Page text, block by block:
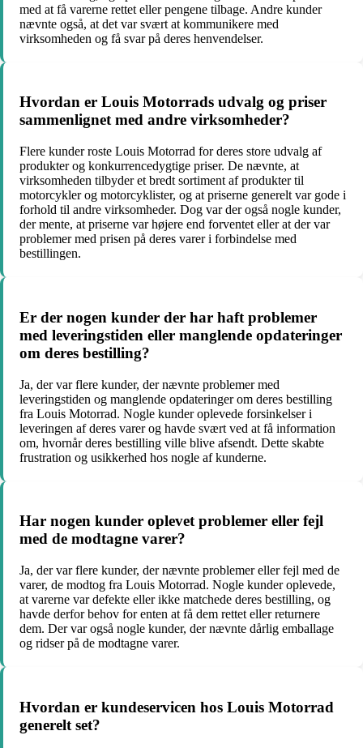
med at få varerne rettet eller pengene tilbage. Andre kunder
nævnte også, at det var svært at kommunikere med
virksomheden og få svar på deres henvendelser.
Hvordan er Louis Motorrads udvalg og priser
sammenlignet med andre virksomheder?
Flere kunder roste Louis Motorrad for deres store udvalg af
produkter og konkurrencedygtige priser. De nævnte, at
virksomheden tilbyder et bredt sortiment af produkter til
motorcykler og motorcyklister, og at priserne generelt var gode i
forhold til andre virksomheder. Dog var der også nogle kunder,
der mente, at priserne var højere end forventet eller at der var
problemer med prisen på deres varer i forbindelse med
bestillingen.
Er der nogen kunder der har haft problemer
med leveringstiden eller manglende opdateringer
om deres bestilling?
Ja, der var flere kunder, der nævnte problemer med
leveringstiden og manglende opdateringer om deres bestilling
fra Louis Motorrad. Nogle kunder oplevede forsinkelser i
leveringen af deres varer og havde svært ved at få information
om, hvornår deres bestilling ville blive afsendt. Dette skabte
frustration og usikkerhed hos nogle af kunderne.
Har nogen kunder oplevet problemer eller fejl
med de modtagne varer?
Ja, der var flere kunder, der nævnte problemer eller fejl med de
varer, de modtog fra Louis Motorrad. Nogle kunder oplevede,
at varerne var defekte eller ikke matchede deres bestilling, og
havde derfor behov for enten at få dem rettet eller returnere
dem. Der var også nogle kunder, der nævnte dårlig emballage
og ridser på de modtagne varer.
Hvordan er kundeservicen hos Louis Motorrad
generelt set?